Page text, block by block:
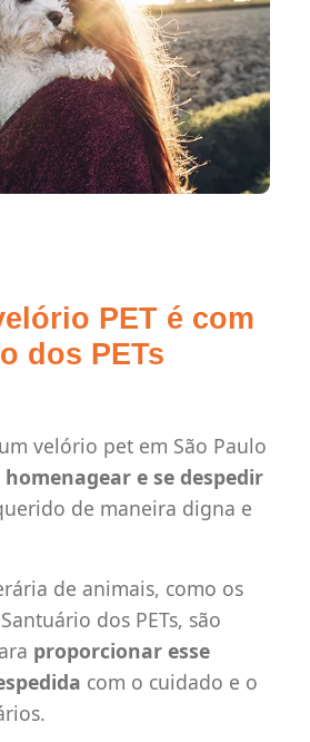
PET é com
dos PETs
velório pet em São Paulo
homenagear e se despedir
de maneira digna e
de animais, como os
dos PETs, são
proporcionar esse
com o cuidado e o